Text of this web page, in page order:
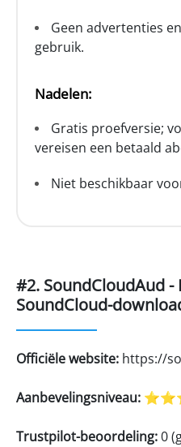
Geen advertenties
gebruik.
Nadelen:
Gratis proefversie;
vereisen een betaald
Niet beschikbaar
#2. SoundCloudAud
SoundCloud-
Officiële website: https://
Aanbevelingsniveau:
Trustpilot-beoordeling:0